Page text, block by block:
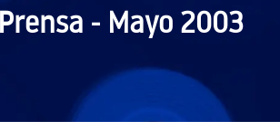
- Mayo 2003